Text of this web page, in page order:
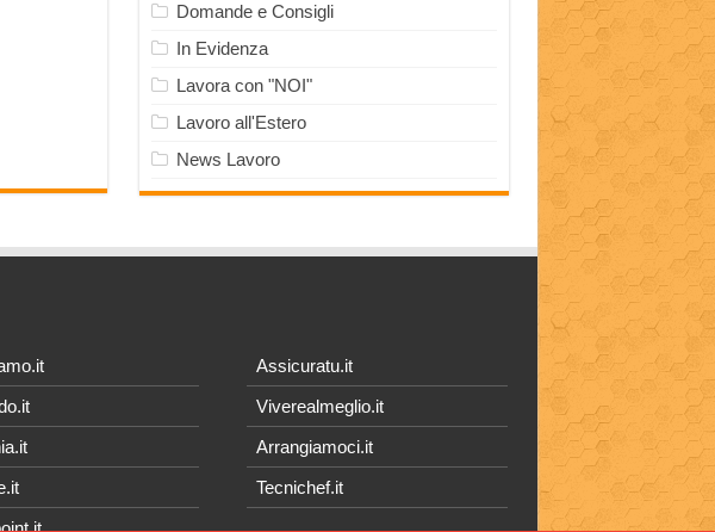
Domande e Consigli
In Evidenza
Lavora con "NOI"
Lavoro all'Estero
News Lavoro
Assicuratu.it
Viverealmeglio.it
Arrangiamoci.it
Tecnichef.it